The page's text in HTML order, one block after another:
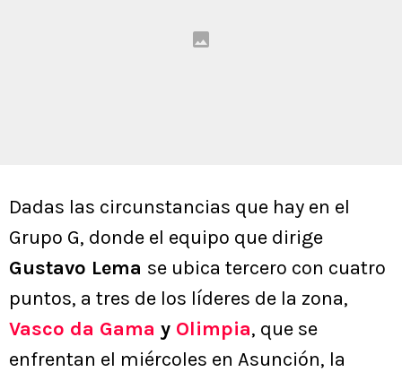
Dadas las circunstancias que hay en el
Grupo G, donde el equipo que dirige
Gustavo Lema se ubica tercero con cuatro
puntos, a tres de los líderes de la zona,
Vasco da Gama y Olimpia, que se
enfrentan el miércoles en Asunción, la